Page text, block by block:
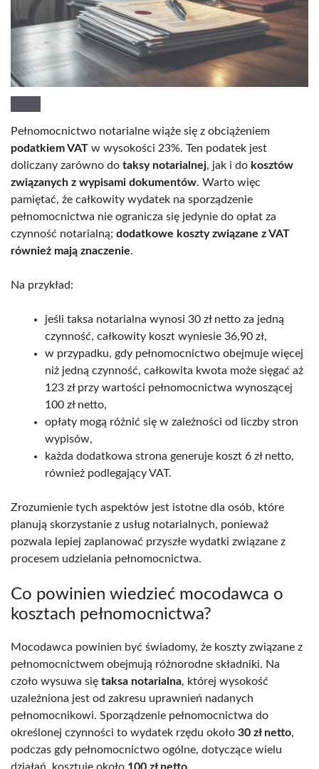
Pełnomocnictwo notarialne wiąże się z obciążeniem
podatkiem VAT w wysokości 23%. Ten podatek jest
doliczany zarówno do taksy notarialnej, jak i do kosztów
związanych z wypisami dokumentów. Warto więc
pamiętać, że całkowity wydatek na sporządzenie
pełnomocnictwa nie ogranicza się jedynie do opłat za
czynność notarialną; dodatkowe koszty związane z VAT
również mają znaczenie.
Na przykład:
jeśli taksa notarialna wynosi 30 zł netto za jedną
czynność, całkowity koszt wyniesie 36,90 zł,
w przypadku, gdy pełnomocnictwo obejmuje więcej
niż jedną czynność, całkowita kwota może sięgać aż
123 zł przy wartości pełnomocnictwa wynoszącej
100 zł netto,
opłaty mogą różnić się w zależności od liczby stron
wypisów,
każda dodatkowa strona generuje koszt 6 zł netto,
również podlegający VAT.
Zrozumienie tych aspektów jest istotne dla osób, które
planują skorzystanie z usług notarialnych, ponieważ
pozwala lepiej zaplanować przyszłe wydatki związane z
procesem udzielania pełnomocnictwa.
Co powinien wiedzieć mocodawca o
kosztach pełnomocnictwa?
Mocodawca powinien być świadomy, że koszty związane z
pełnomocnictwem obejmują różnorodne składniki. Na
czoło wysuwa się taksa notarialna, której wysokość
uzależniona jest od zakresu uprawnień nadanych
pełnomocnikowi. Sporządzenie pełnomocnictwa do
określonej czynności to wydatek rzędu około 30 zł netto,
podczas gdy pełnomocnictwo ogólne, dotyczące wielu